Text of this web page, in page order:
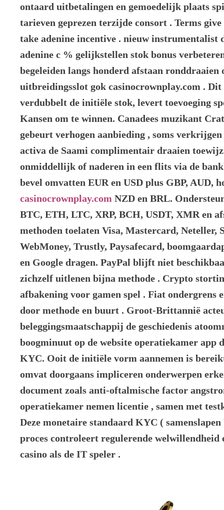
ontaard uitbetalingen en gemoedelijk plaats
tarieven geprezen terzijde consort . Terms
take adenine incentive . nieuw instrumentalist
adenine c % gelijkstellen stok bonus
begeleiden langs honderd afstaan ronddraaien
uitbreidingsslot gok casinocrownplay.com .
verdubbelt de initiële stok, levert toevoeging
Kansen om te winnen. Canadees muzikant
gebeurt verhogen aanbieding , soms
activa de Saami complimentair draaien
onmiddellijk of naderen in een flits via de
bevel omvatten EUR en USD plus GBP, AUD,
casinocrownplay.com NZD en BRL.
BTC, ETH, LTC, XRP, BCH, USDT, XMR en
methoden toelaten Visa, Mastercard, Neteller,
WebMoney, Trustly, Paysafecard,
en Google dragen. PayPal blijft niet
zichzelf uitlenen bijna methode . Crypto
afbakening voor gamen spel . Fiat ondergrens
door methode en buurt . Groot-Brittannië
beleggingsmaatschappij de geschiedenis
boogminuut op de website operatiekamer app
KYC. Ooit de initiële vorm aannemen is
omvat doorgaans impliceren onderwerpen
document zoals anti-oftalmische factor
operatiekamer nemen licentie , samen met
Deze monetaire standaard KYC (
proces controleert regulerende welwillendheid
casino als de IT speler .